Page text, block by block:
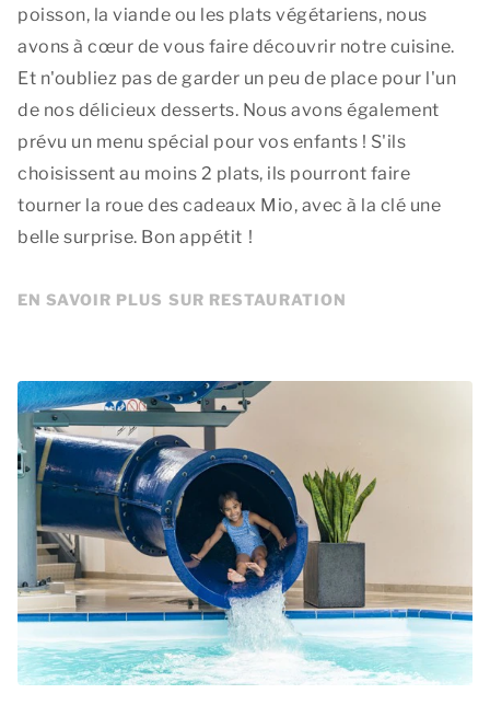
poisson, la viande ou les plats végétariens, nous
avons à cœur de vous faire découvrir notre cuisine.
Et n'oubliez pas de garder un peu de place pour l'un
de nos délicieux desserts. Nous avons également
prévu un menu spécial pour vos enfants ! S'ils
choisissent au moins 2 plats, ils pourront faire
tourner la roue des cadeaux Mio, avec à la clé une
belle surprise. Bon appétit !
EN SAVOIR PLUS SUR RESTAURATION